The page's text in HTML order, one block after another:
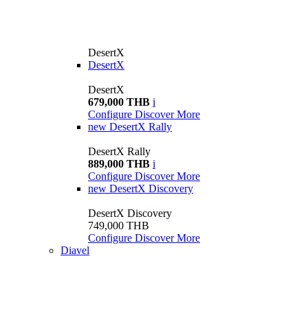
DesertX
DesertX
DesertX
679,000 THB i
Configure Discover More
new DesertX Rally
DesertX Rally
889,000 THB i
Configure Discover More
new DesertX Discovery
DesertX Discovery
749,000 THB
Configure Discover More
Diavel